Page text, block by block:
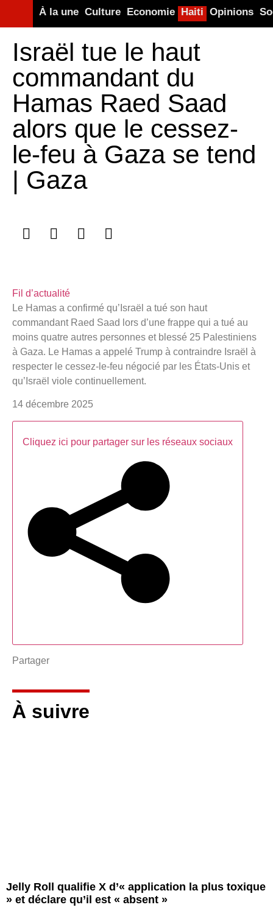
À la une Culture Economie Haiti Opinions
Israël tue le haut
commandant du
Hamas Raed Saad
alors que le cessez-
le-feu à Gaza se tend
| Gaza
Fil d’actualité
Le Hamas a confirmé qu’Israël a tué son haut
commandant Raed Saad lors d’une frappe qui a tué au
moins quatre autres personnes et blessé 25 Palestiniens
à Gaza. Le Hamas a appelé Trump à contraindre Israël à
respecter le cessez-le-feu négocié par les États-Unis et
qu’Israël viole continuellement.
14 décembre 2025
Cliquez ici pour partager sur les réseaux sociaux
Partager
À suivre
Jelly Roll qualifie X d’« application la plus toxique
» et déclare qu’il est « absent »